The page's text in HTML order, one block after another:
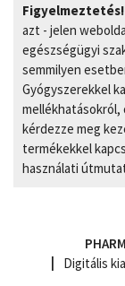
Figyelmeztetés!
azt - jelen
egészségügyi
semmilyen
Gyógyszerekkel
kérdezze meg
termékekkel
használati
Digitális